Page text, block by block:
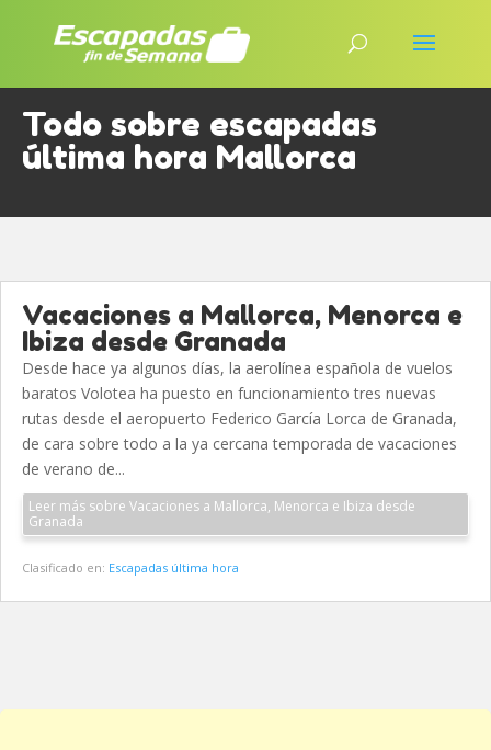
Todo sobre escapadas
última hora Mallorca
Vacaciones a Mallorca, Menorca e
Ibiza desde Granada
Desde hace ya algunos días, la aerolínea española de vuelos
baratos Volotea ha puesto en funcionamiento tres nuevas
rutas desde el aeropuerto Federico García Lorca de Granada,
de cara sobre todo a la ya cercana temporada de vacaciones
de verano de...
Leer más sobre Vacaciones a Mallorca, Menorca e Ibiza desde
Granada
Clasificado en: Escapadas última hora